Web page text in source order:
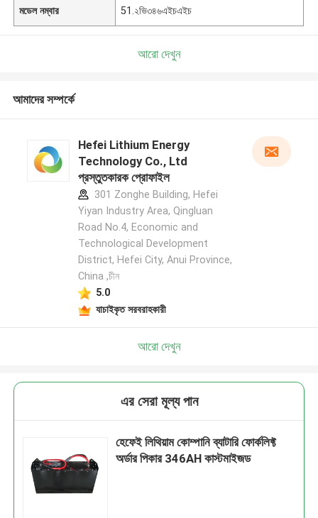
মডেল নম্বার 51.২ভি৩৪৬এইচএইচ
আরো দেখুন
আমাদের সম্পর্কে
Hefei Lithium Energy
Technology Co., Ltd
প্রস্তুতকারক প্রোফাইল
301 Zonghe Building, Hefei
Yiyan Industry Area, Qingluan
Road No.4, Economic and
Technological Development
District, Hefei City, Anui Province,
China ,চীন
5.0
যাচাইকৃত সরবরাহকারী
আরো দেখুন
এর সেরা মূল্য পান
হেফেই লিথিয়াম কোম্পানি ব্যাটারি ফোর্কলিফ্ট
অর্ডার পিকার 346AH কাস্টমাইজড